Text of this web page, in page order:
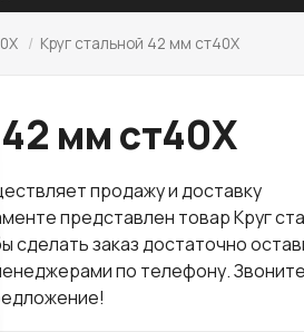
/ Круг стальной 42 мм ст40Х
мм ст40Х
продажу и доставку
представлен товар Круг
сделать заказ достаточно
по телефону.